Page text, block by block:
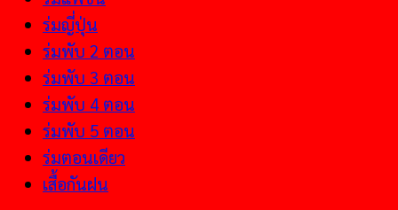
ร่มญี่ปุ่น
ร่มพับ 2 ตอน
ร่มพับ 3 ตอน
ร่มพับ 4 ตอน
ร่มพับ 5 ตอน
ร่มตอนเดียว
เสื้อกันฝน